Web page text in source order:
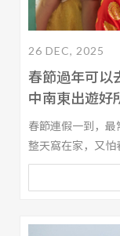
26 DEC, 2025
春節過年可以
中南東出遊好
春節連假一到，
整天窩在家，又
點、行程排得好
你也想找到好玩
論是親子出遊、